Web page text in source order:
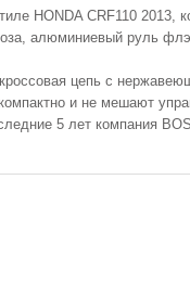
HONDA CRF110 2013,
алюминиевый руль
цепь с
и не мешают
5 лет компания